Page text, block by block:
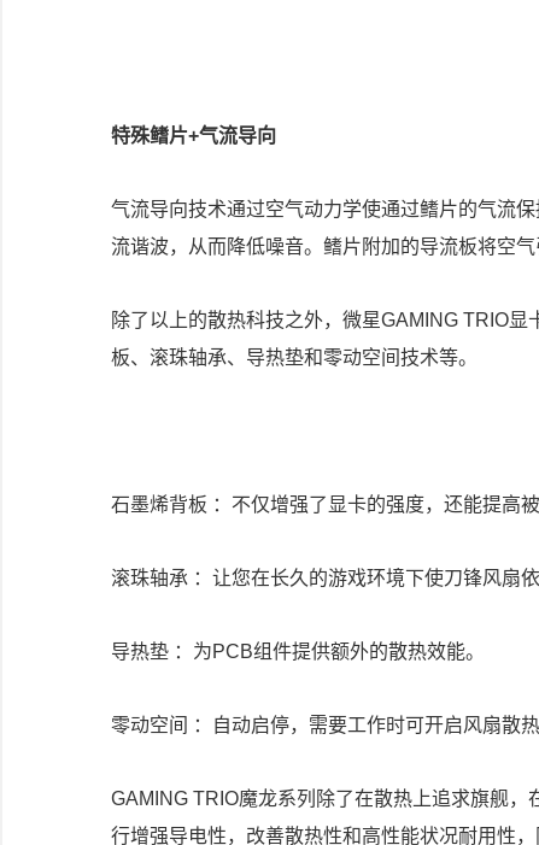
特殊鳍片+气流导向
气流导向技术通过空气动力学使通过鳍片的气流
流谐波，从而降低噪音。鳍片附加的导流板将空
除了以上的散热科技之外，微星GAMING TRIO
板、滚珠轴承、导热垫和零动空间技术等。
石墨烯背板 ：不仅增强了显卡的强度，还能提高被
滚珠轴承 ：让您在长久的游戏环境下使刀锋风扇依
导热垫 ：为PCB组件提供额外的散热效能。
零动空间 ：自动启停，需要工作时可开启风扇散热
GAMING TRIO魔龙系列除了在散热上追求旗舰
行增强导电性，改善散热性和高性能状况耐用性